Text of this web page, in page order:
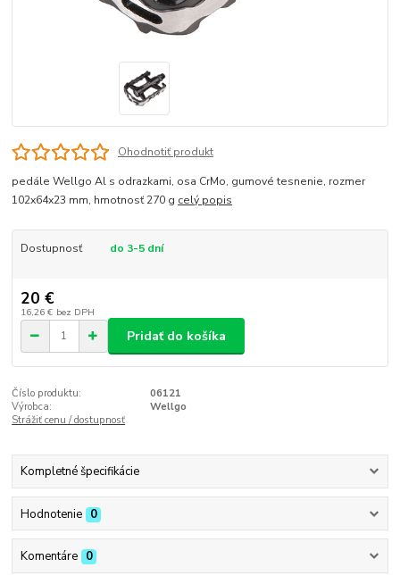
Ohodnotiť produkt
pedále Wellgo Al s odrazkami, osa CrMo, gumové tesnenie, rozmer
102x64x23 mm, hmotnosť 270 g celý popis
Dostupnosť do 3-5 dní
20 €
16,26 € bez DPH
Pridať do košíka
Číslo produktu:
06121
Výrobca:
Wellgo
Strážiť cenu / dostupnosť
Kompletné špecifikácie
Hodnotenie 0
Komentáre 0